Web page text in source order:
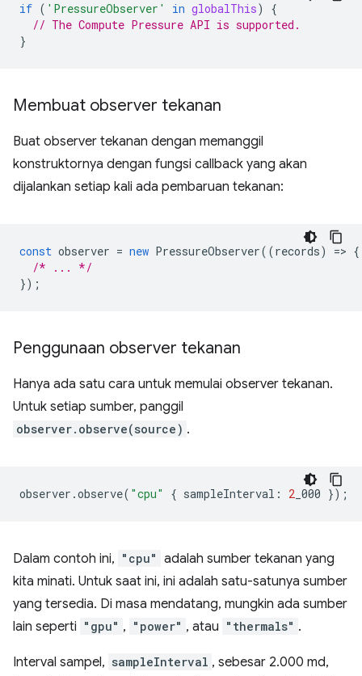
if ( 'PressureObserver' in globalThis)
{
// The Compute Pressure API is supported.
}
Membuat observer tekanan
Buat observer tekanan dengan memanggil
konstruktornya dengan fungsi callback yang akan
dijalankan setiap kali ada pembaruan tekanan:
const observer = new PressureObserver((records) => {
/* ... */
});
Penggunaan observer tekanan
Hanya ada satu cara untuk memulai observer tekanan.
Untuk setiap sumber, panggil
observer.observe(source) .
observer .observe( "cpu" { sampleInterval : 2 _000 });
Dalam contoh ini, "cpu" adalah sumber tekanan yang
kita minati. Untuk saat ini, ini adalah satu-satunya sumber
yang tersedia. Di masa mendatang, mungkin ada sumber
lain seperti "gpu" , "power" , atau "thermals" .
Interval sampel, sampleInterval , sebesar 2.000 md,